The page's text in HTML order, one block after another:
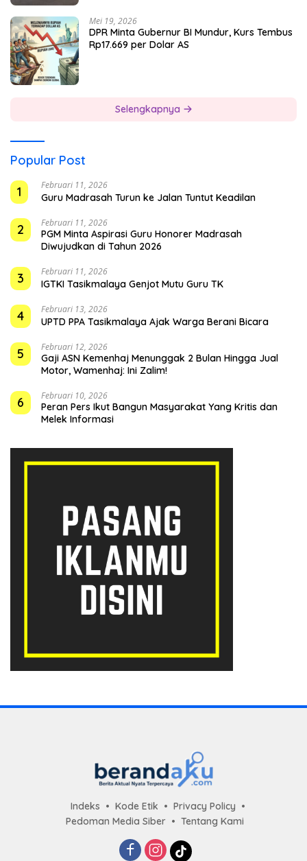
Mei 19, 2026
DPR Minta Gubernur BI Mundur, Kurs Tembus
Rp17.669 per Dolar AS
Selengkapnya
Popular Post
1
Februari 11, 2026
Guru Madrasah Turun ke Jalan Tuntut Keadilan
2 Februari 11, 2026
PGM Minta Aspirasi Guru Honorer Madrasah
Diwujudkan di Tahun 2026
3 Februari 11, 2026
IGTKI Tasikmalaya Genjot Mutu Guru TK
4 Februari 13, 2026
UPTD PPA Tasikmalaya Ajak Warga Berani Bicara
5 Februari 12, 2026
Gaji ASN Kemenhaj Menunggak 2 Bulan Hingga Jual
Motor, Wamenhaj: Ini Zalim!
6 Februari 10, 2026
Peran Pers Ikut Bangun Masyarakat Yang Kritis dan
Melek Informasi
Indeks Kode Etik
Privacy Policy
Pedoman Media Siber
Tentang Kami